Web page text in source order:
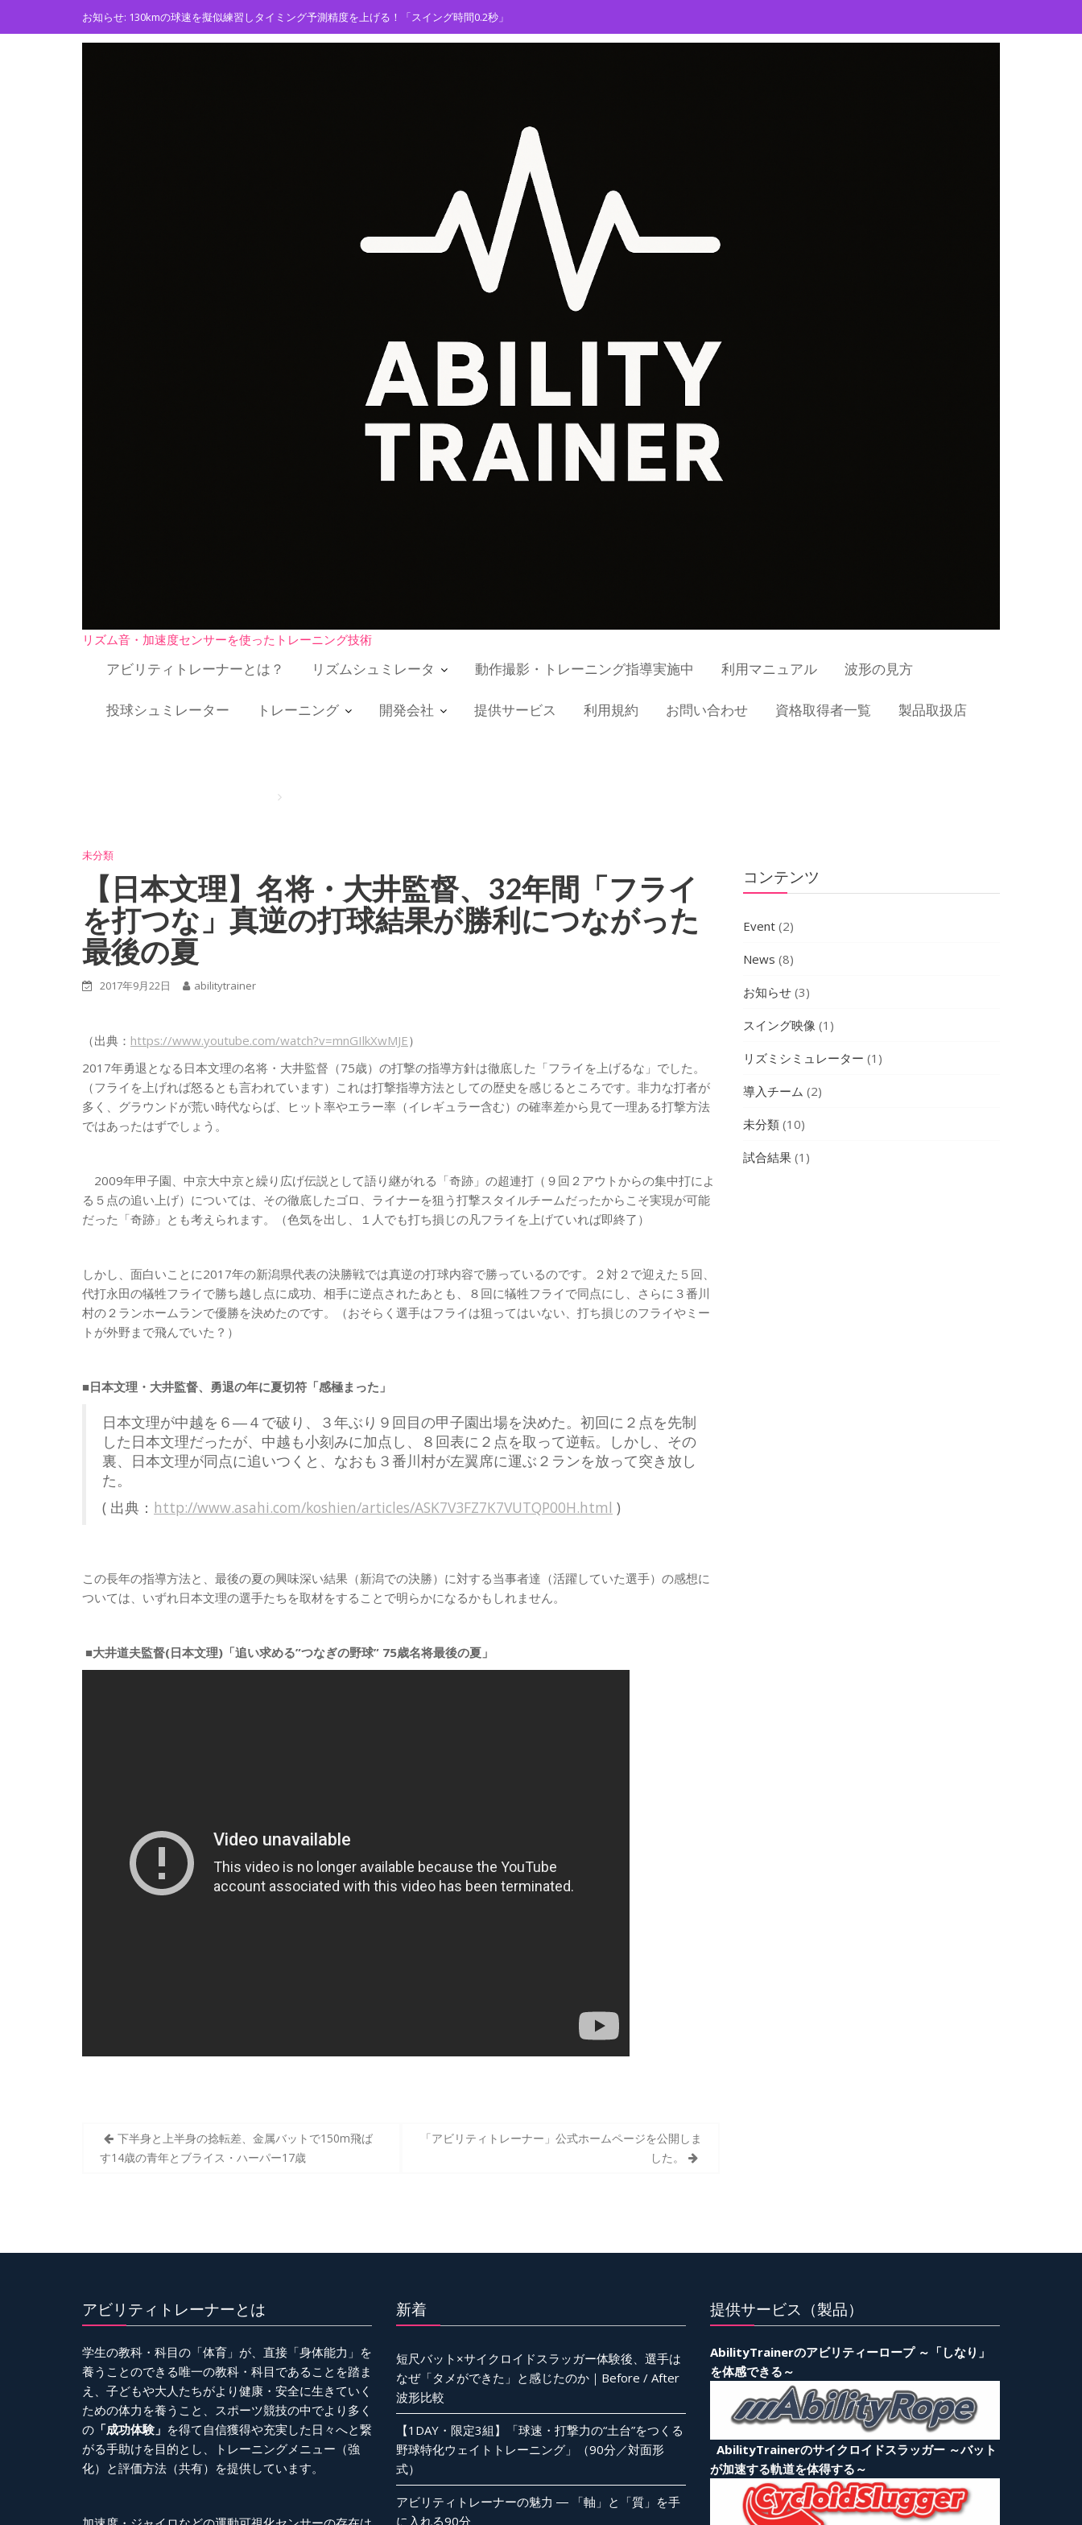
お知らせ: 現場でより使いやすい！野球スイング版「バージョン２」の提供を開始しました
リズム音・加速度センサーを使ったトレーニング技術
アビリティトレーナーとは？ リズムシュミレータ 動作撮影・トレーニング指導実施中 利用マニュアル 波形の見方
投球シュミレーター トレーニング 開発会社 提供サービス 利用規約 お問い合わせ 資格取得者一覧 製品取扱店
未分類
【日本文理】名将・大井監督、32年間「フライ
を打つな」真逆の打球結果が勝利につながった
最後の夏
2017年9月22日 abilitytrainer
（出典： https://www.youtube.com/watch?v=mnGIlkXwMJE）
2017年勇退となる日本文理の名将・大井監督（75歳）の打撃の指導方針は徹底した「フライを上げるな」でした。
（フライを上げれば怒るとも言われています）これは打撃指導方法としての歴史を感じるところです。非力な打者が
多く、グラウンドが荒い時代ならば、ヒット率やエラー率（イレギュラー含む）の確率差から見て一理ある打撃方法
ではあったはずでしょう。
2009年甲子園、中京大中京と繰り広げ伝説として語り継がれる「奇跡」の超連打（９回２アウトからの集中打によ
る５点の追い上げ）については、その徹底したゴロ、ライナーを狙う打撃スタイルチームだったからこそ実現が可能
だった「奇跡」とも考えられます。（色気を出し、１人でも打ち損じの凡フライを上げていれば即終了）
しかし、面白いことに2017年の新潟県代表の決勝戦では真逆の打球内容で勝っているのです。２対２で迎えた５回、
代打永田の犠牲フライで勝ち越し点に成功、相手に逆点されたあとも、８回に犠牲フライで同点にし、さらに３番川
村の２ランホームランで優勝を決めたのです。（おそらく選手はフライは狙ってはいない、打ち損じのフライやミー
トが外野まで飛んでいた？）
■日本文理・大井監督、勇退の年に夏切符「感極まった」
日本文理が中越を６―４で破り、３年ぶり９回目の甲子園出場を決めた。初回に２点を先制
した日本文理だったが、中越も小刻みに加点し、８回表に２点を取って逆転。しかし、その
裏、日本文理が同点に追いつくと、なおも３番川村が左翼席に運ぶ２ランを放って突き放し
た。
( 出典： http://www.asahi.com/koshien/articles/ASK7V3FZ7K7VUTQP00H.html )
この長年の指導方法と、最後の夏の興味深い結果（新潟での決勝）に対する当事者達（活躍していた選手）の感想に
ついては、いずれ日本文理の選手たちを取材をすることで明らかになるかもしれません。
■大井道夫監督(日本文理)「追い求める”つなぎの野球” 75歳名将最後の夏」
稿
ー
ョ
ン
下半身と上半身の捻転差、金属バットで150m飛ば
す14歳の青年とブライス・ハーパー17歳
「アビリティトレーナー」公式ホームページを公開しま
した。
コンテンツ
Event(2)
News (8)
お知らせ(3)
スイング映像 (1)
リズミシミュレーター (1)
導入チーム (2)
未分類(10)
試合結果(1)
アビリティトレーナーとは
学生の教科・科目の「体育」が、直接「身体能力」を
養うことのできる唯一の教科・科目であることを踏ま
え、子どもや大人たちがより健康・安全に生きていく
ための体力を養うこと、スポーツ競技の中でより多く
の 「成功体験」 を得て自信獲得や充実した日々へと繋
がる手助けを目的とし、トレーニングメニュー（強
化）と評価方法（共有）を提供しています。
新着
短尺バット×サイクロイドスラッガー体験後、選手は
なぜ「タメができた」と感じたのか｜Before / After
波形比較
【1DAY・限定3組】「球速・打撃力の“土台”をつくる
野球特化ウェイトトレーニング」（90分／対面形
式）
アビリティトレーナーの魅力 ― 「軸」と「質」を手
に入れる90分
提供サービス（製品）
AbilityTrainerのアビリティーロープ ～「しなり」
を体感できる～
AbilityTrainerのサイクロイドスラッガー ～バット
が加速する軌道を体得する～